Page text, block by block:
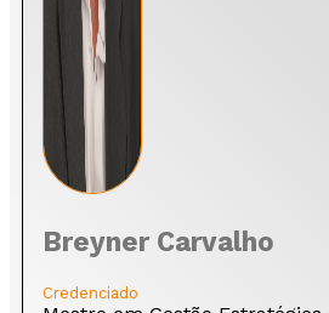
Breyner Carvalho
Credenciado